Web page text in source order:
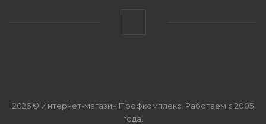
2026 © Интернет-магазин Профкомплекс. Работаем с 2005
года.